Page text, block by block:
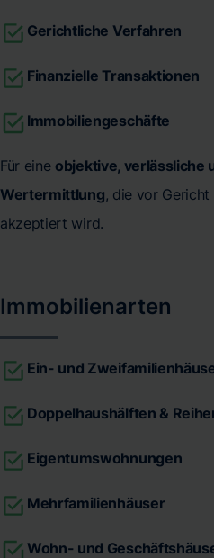
Gerichtliche Verfahren
Finanzielle Transaktionen
Immobiliengeschäfte
Für eine objektive, verlässliche
Wertermittlung, die vor
akzeptiert wird.
Immobilienarten
Ein- und
Doppelhaushälften &
Eigentumswohnungen
Mehrfamilienhäuser
Wohn- und